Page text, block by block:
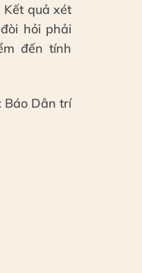
quả xét
hỏi phải
đến tính
Báo Dân trí